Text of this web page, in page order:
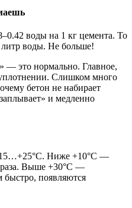
воды на 1 кг цемента. То
воды. Не больше!
— это нормально. Главное,
Слишком много
бетон не набирает
и медленно
Ниже +10°C —
раза. Выше +30°C —
быстро, появляются